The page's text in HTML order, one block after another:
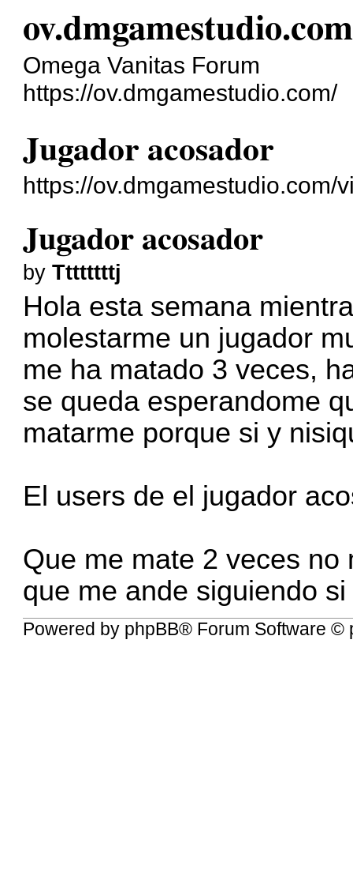
ov.dmgamestudio.com
Omega Vanitas Forum
https://ov.dmgamestudio.com/
Jugador acosador
https://ov.dmgamestudio.com/
Jugador acosador
byTtttttttj
Hola esta semana
molestarme un jugador
me ha matado 3 veces,
se queda esperandome
matarme porque si y
El users de el jugador
Que me mate 2 veces
que me ande siguiendo
Powered by phpBB® Forum Software ©